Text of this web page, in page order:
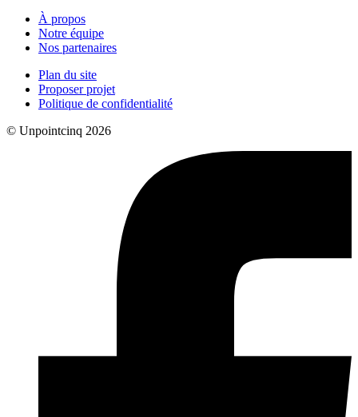
À propos
Notre équipe
Nos partenaires
Plan du site
Proposer projet
Politique de confidentialité
© Unpointcinq 2026